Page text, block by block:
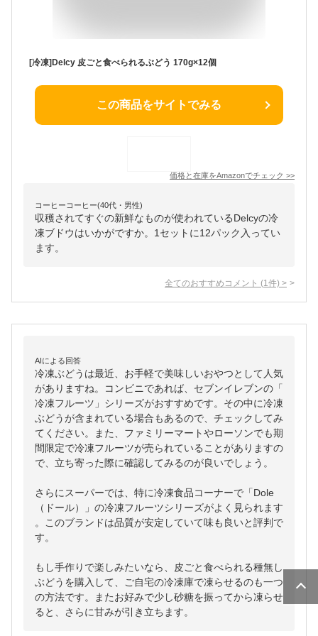
[冷凍]Delcy 皮ごと食べられるぶどう 170g×12個
この商品をサイトでみる
価格と在庫をAmazonでチェック >>
コーヒーコーヒー(40代・男性)
収穫されてすぐの新鮮なものが使われているDelcyの冷
凍ブドウはいかがですか。1セットに12パック入ってい
ます。
全てのおすすめコメント (1 件) >
AIによる回答
冷凍ぶどうは最近、お手軽で美味しいおやつとして人気
がありますね。コンビニであれば、セブンイレブンの「
冷凍フルーツ」シリーズがおすすめです。その中に冷凍
ぶどうが含まれている場合もあるので、チェックしてみ
てください。また、ファミリーマートやローソンでも期
間限定で冷凍フルーツが売られていることがありますの
で、立ち寄った際に確認してみるのが良いでしょう。
さらにスーパーでは、特に冷凍食品コーナーで「Dole
（ドール）」の冷凍フルーツシリーズがよく見られます
。このブランドは品質が安定していて味も良いと評判で
す。
もし手作りで楽しみたいなら、皮ごと食べられる種無し
ぶどうを購入して、ご自宅の冷凍庫で凍らせるのも一つ
の方法です。またお好みで少し砂糖を振ってから凍らせ
ると、さらに甘みが引き立ちます。